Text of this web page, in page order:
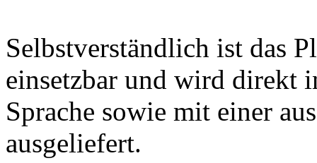
Selbstverständlich ist das
einsetzbar und wird direkt
Sprache sowie mit einer
ausgeliefert.